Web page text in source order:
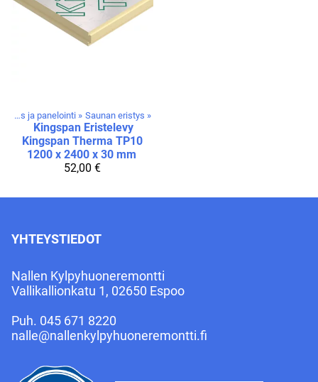
Saunan eristys ja panelointi ‪» Saunan eristys ‪»
Kingspan Eristelevy
Kingspan Therma TP10
1200 x 2400 x 30 mm
52,00 €
YHTEYSTIEDOT
Nallen Kylpyhuoneremontti
Vallikallionkatu 1, 02650 Espoo
Puh. 045 671 8220
nalle@nallenkylpyhuoneremontti.fi